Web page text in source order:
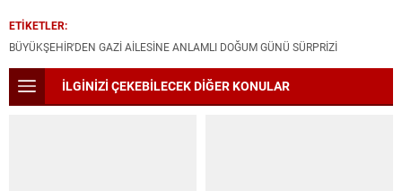
ETİKETLER:
BÜYÜKŞEHİR'DEN GAZİ AİLESİNE ANLAMLI DOĞUM GÜNÜ SÜRPRİZİ
İLGİNİZİ ÇEKEBİLECEK DİĞER KONULAR